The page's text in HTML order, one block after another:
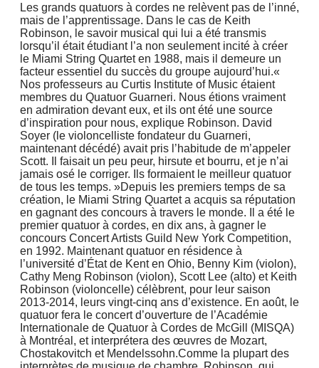
Les grands quatuors à cordes ne relèvent pas de l’inné,
mais de l’apprentissage. Dans le cas de Keith
Robinson, le savoir musical qui lui a été transmis
lorsqu’il était étudiant l’a non seulement incité à créer
le Miami String Quartet en 1988, mais il demeure un
facteur essentiel du succès du groupe aujourd’hui.«
Nos professeurs au Curtis Institute of Music étaient
membres du Quatuor Guarneri. Nous étions vraiment
en admiration devant eux, et ils ont été une source
d’inspiration pour nous, explique Robinson. David
Soyer (le violoncelliste fondateur du Guarneri,
maintenant décédé) avait pris l’habitude de m’appeler
Scott. Il faisait un peu peur, hirsute et bourru, et je n’ai
jamais osé le corriger. Ils formaient le meilleur quatuor
de tous les temps. »Depuis les premiers temps de sa
création, le Miami String Quartet a acquis sa réputation
en gagnant des concours à travers le monde. Il a été le
premier quatuor à cordes, en dix ans, à gagner le
concours Concert Artists Guild New York Competition,
en 1992. Maintenant quatuor en résidence à
l’université d’État de Kent en Ohio, Benny Kim (violon),
Cathy Meng Robinson (violon), Scott Lee (alto) et Keith
Robinson (violoncelle) célèbrent, pour leur saison
2013-2014, leurs vingt-cinq ans d’existence. En août, le
quatuor fera le concert d’ouverture de l’Académie
Internationale de Quatuor à Cordes de McGill (MISQA)
à Montréal, et interprétera des œuvres de Mozart,
Chostakovitch et Mendelssohn.Comme la plupart des